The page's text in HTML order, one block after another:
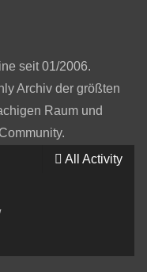
seit 01/2006.
Archiv der größten
Raum und
All Activity